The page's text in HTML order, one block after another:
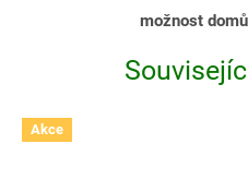
možnost
Akce